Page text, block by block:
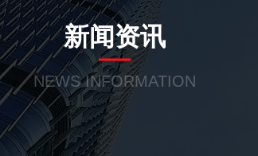
新闻资讯
NEWS INFORMATION